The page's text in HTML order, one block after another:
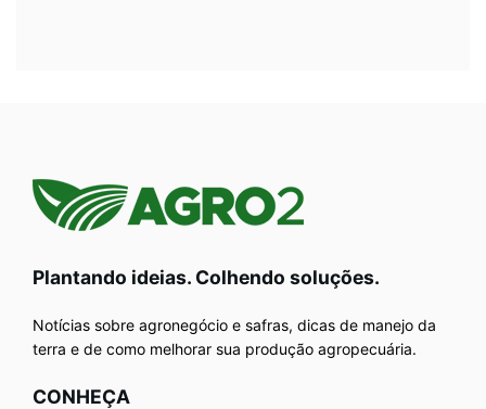
Plantando ideias. Colhendo soluções.
Notícias sobre agronegócio e safras, dicas de manejo da
terra e de como melhorar sua produção agropecuária.
CONHEÇA